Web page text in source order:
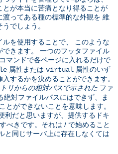
が本当に苦痛となり得ることが
ってある種の標準的な外観を 維
でしょう。
を使用することで、 このような
きます。 一つのフッタファイル
マンドで各ページに入れるだけで
属性または virtual 属性のいず
するかを決めることができます。
リからの相対パスで示された ファ
対ファイルパスにはできず、ま
とができないことを意味します。
利だと思いますが、提供するドキ
べきです。それは / で始めること
と同じサーバ上に存在しなくては